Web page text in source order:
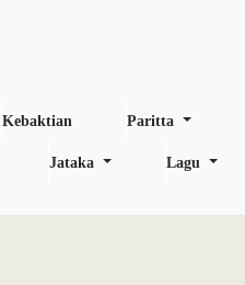
Kebaktian Paritta
Jataka Lagu